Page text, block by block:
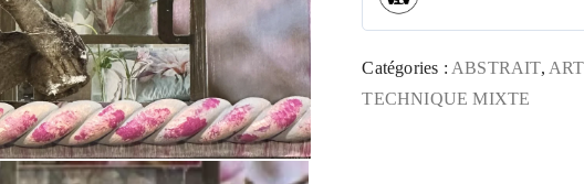
Catégories : ABSTRAIT,
TECHNIQUE MIXTE